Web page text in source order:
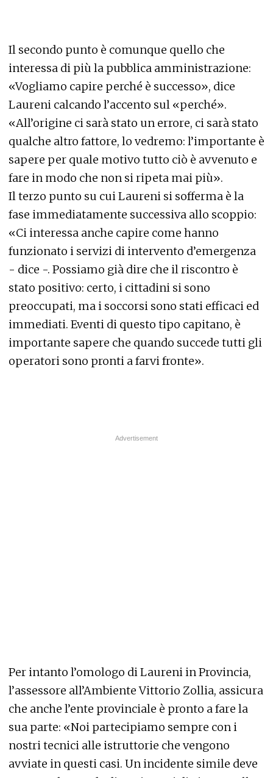
Il secondo punto è comunque quello che
interessa di più la pubblica amministrazione:
«Vogliamo capire perché è successo», dice
Laureni calcando l’accento sul «perché».
«All’origine ci sarà stato un errore, ci sarà stato
qualche altro fattore, lo vedremo: l’importante è
sapere per quale motivo tutto ciò è avvenuto e
fare in modo che non si ripeta mai più».
Il terzo punto su cui Laureni si sofferma è la
fase immediatamente successiva allo scoppio:
«Ci interessa anche capire come hanno
funzionato i servizi di intervento d’emergenza
- dice -. Possiamo già dire che il riscontro è
stato positivo: certo, i cittadini si sono
preoccupati, ma i soccorsi sono stati efficaci ed
immediati. Eventi di questo tipo capitano, è
importante sapere che quando succede tutti gli
operatori sono pronti a farvi fronte».
Per intanto l’omologo di Laureni in Provincia,
l’assessore all’Ambiente Vittorio Zollia, assicura
che anche l’ente provinciale è pronto a fare la
sua parte: «Noi partecipiamo sempre con i
nostri tecnici alle istruttorie che vengono
avviate in questi casi. Un incidente simile deve